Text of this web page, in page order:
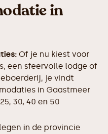
in
Of je nu kiest voor
een sfeervolle lodge of
je vindt
in Gaastmeer
30, 40 en 50
in de provincie